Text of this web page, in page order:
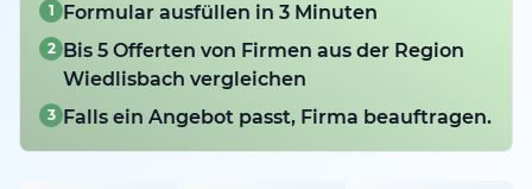
1 Formular ausfüllen in 3 Minuten
2 Bis 5 Offerten von Firmen aus der Region
Wiedlisbach vergleichen
3 Falls ein Angebot passt, Firma beauftragen.